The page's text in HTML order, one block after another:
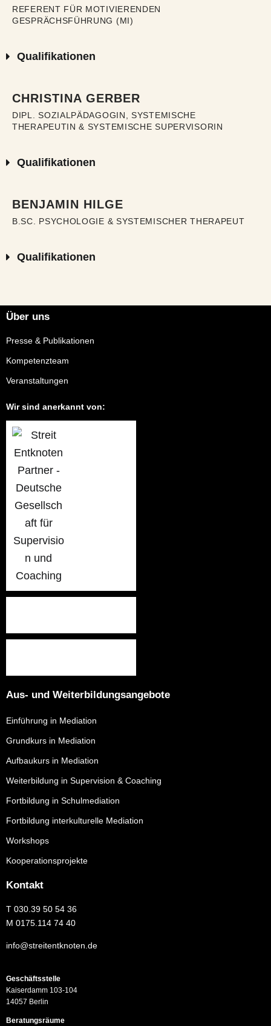
REFERENT FÜR MOTIVIERENDEN
GESPRÄCHSFÜHRUNG (MI)
Qualifikationen
CHRISTINA GERBER
DIPL. SOZIALPÄDAGOGIN, SYSTEMISCHE
THERAPEUTIN & SYSTEMISCHE SUPERVISORIN
Qualifikationen
BENJAMIN HILGE
B.SC. PSYCHOLOGIE & SYSTEMISCHER THERAPEUT
Qualifikationen
Über uns
Presse & Publikationen
Kompetenzteam
Veranstaltungen
Wir sind anerkannt von:
Aus- und Weiterbildungsangebote
Einführung in Mediation
Grundkurs in Mediation
Aufbaukurs in Mediation
Weiterbildung in Supervision & Coaching
Fortbildung in Schulmediation
Fortbildung interkulturelle Mediation
Workshops
Kooperationsprojekte
Kontakt
T 030.39 50 54 36
M 0175.114 74 40
info@streitentknoten.de
Geschäftsstelle
Kaiserdamm 103-104
14057 Berlin
Beratungsräume